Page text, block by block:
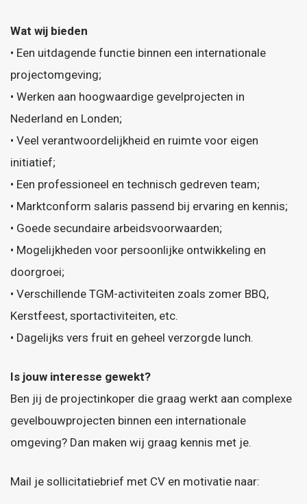
Wat wij bieden
• Een uitdagende functie binnen een internationale
projectomgeving;
• Werken aan hoogwaardige gevelprojecten in
Nederland en Londen;
• Veel verantwoordelijkheid en ruimte voor eigen
initiatief;
• Een professioneel en technisch gedreven team;
• Marktconform salaris passend bij ervaring en kennis;
• Goede secundaire arbeidsvoorwaarden;
• Mogelijkheden voor persoonlijke ontwikkeling en
doorgroei;
• Verschillende TGM-activiteiten zoals zomer BBQ,
Kerstfeest, sportactiviteiten, etc.
• Dagelijks vers fruit en geheel verzorgde lunch.
Is jouw interesse gewekt?
Ben jij de projectinkoper die graag werkt aan complexe
gevelbouwprojecten binnen een internationale
omgeving? Dan maken wij graag kennis met je.
Mail je sollicitatiebrief met CV en motivatie naar: